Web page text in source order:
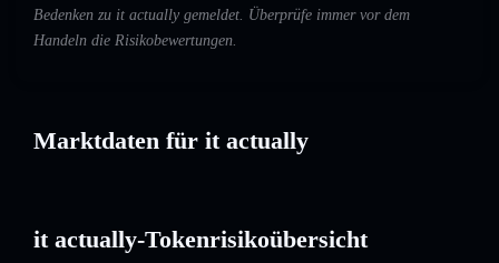
Bedenken zu it actually gemeldet. Überprüfe immer vor dem
Handeln die Risikobewertungen.
Marktdaten für it actually
it actually-Tokenrisikoübersicht